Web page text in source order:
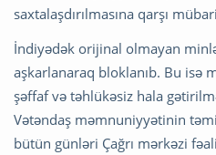
saxtalaşdırılmasına qarşı
İndiyədək orijinal olmayan
aşkarlanaraq bloklanıb. Bu isə
şəffaf və təhlükəsiz hala
Vətəndaş məmnuniyyətinin
bütün günləri Çağrı mərkəzi